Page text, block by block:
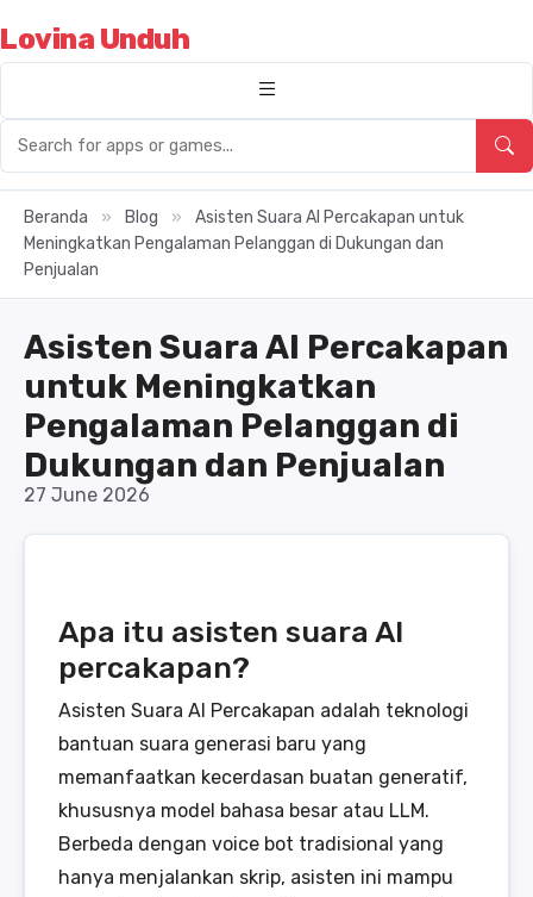
Lovina Unduh
Beranda » Blog »
Asisten Suara AI Percakapan untuk
Meningkatkan Pengalaman Pelanggan di Dukungan dan
Penjualan
Asisten Suara AI Percakapan
untuk Meningkatkan
Pengalaman Pelanggan di
Dukungan dan Penjualan
27 June 2026
Apa itu asisten suara AI
percakapan?
Asisten Suara AI Percakapan adalah teknologi
bantuan suara generasi baru yang
memanfaatkan kecerdasan buatan generatif,
khususnya model bahasa besar atau LLM.
Berbeda dengan voice bot tradisional yang
hanya menjalankan skrip, asisten ini mampu